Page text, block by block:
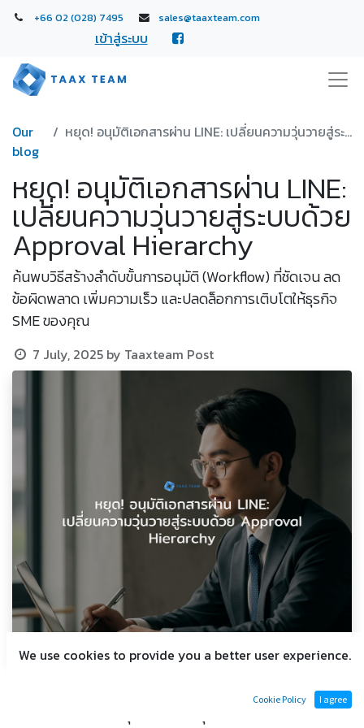
+66 02 (028) 7495 sales@taaxteam.com
เข้าสู่ระบบ
Our
blog
หยุด! อนุมัติเอกสารผ่าน LINE: เปลี่ยนความวุ่นวายสู่ระบบด้วย Approval Hierarchy
หยุด! อนุมัติเอกสารผ่าน LINE:
เปลี่ยนความวุ่นวายสู่ระบบด้วย
Approval Hierarchy
ค้นพบวิธีสร้างลำดับขั้นการอนุมัติ (Workflow) ที่ชัดเจน ลด
ข้อผิดพลาด เพิ่มความเร็ว และปลดล็อกการเติบโตให้ธุรกิจ
SME ของคุณ
7 July, 2025 by Taaxteam Post
"พี่ครับ อนุมัติใบสั่งซื้อให้หน่อยครับ" ตามด้วยสติกเกอร์
ยกมือไหว้ คือภาพที่คุ้นตาในหลายธุรกิจ SME ที่ใช้ LINE เป็น
We use cookies to provide you a better user experience.
Cookie Policy I agree